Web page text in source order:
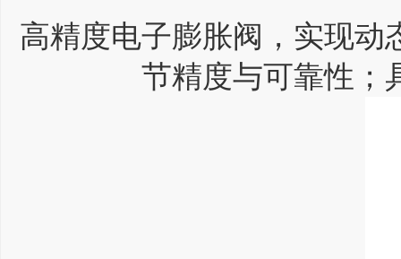
高精度电子膨胀阀，实现动
节精度与可靠性；